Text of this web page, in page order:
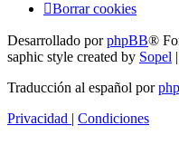
Borrar cookies
Desarrollado porphpBB®
saphic style created by Sopel |
Traducción al español por
Privacidad | Condiciones